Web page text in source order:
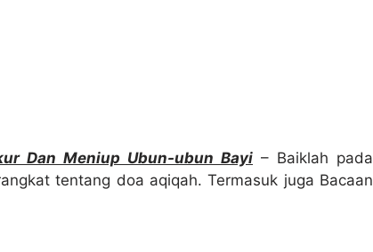
Dan Meniup Ubun-ubun Bayi – Baiklah pada
tentang doa aqiqah. Termasuk juga Bacaan